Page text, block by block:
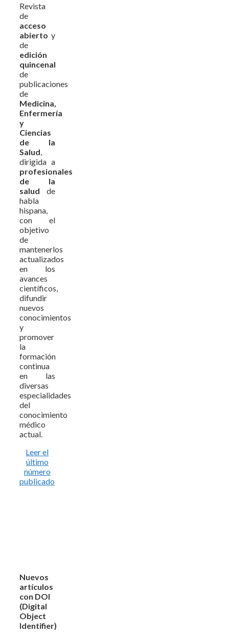
Revista
de
acceso
abierto y
de
edición
quincenal
de
publicaciones
de
Medicina,
Enfermería
y
Ciencias
de la
Salud
dirigida a
profesionales
de la
salud de
habla
hispana,
con el
objetivo
de
mantenerlos
actualizados
en los
avances
científicos,
difundir
nuevos
conocimientos
y
promover
la
formación
continua
en las
diversas
especialidades
del
conocimiento
médico
actual.
Leer el
último
número
publicado
Nuevos
artículos
con DOI
(Digital
Object
Identifier)